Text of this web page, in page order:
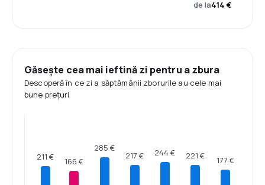
de la414 €
Găsește cea mai ieftină zi pentru a zbura
Descoperă în ce zi a săptămânii zborurile au cele mai
bune prețuri
211 € 166 €
285 €
217 € 244 € 221 € 177 €